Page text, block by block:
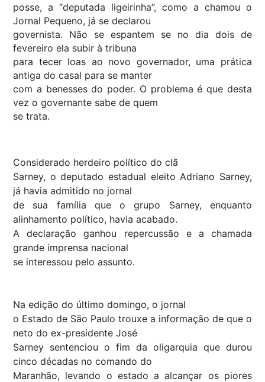
posse, a “deputada ligeirinha”, como a chamou o
Jornal Pequeno, já se declarou
governista. Não se espantem se no dia dois de
fevereiro ela subir à tribuna
para tecer loas ao novo governador, uma prática
antiga do casal para se manter
com a benesses do poder. O problema é que desta
vez o governante sabe de quem
se trata.
Considerado herdeiro político do clã
Sarney, o deputado estadual eleito Adriano Sarney,
já havia admitido no jornal
de sua família que o grupo Sarney, enquanto
alinhamento político, havia acabado.
A declaração ganhou repercussão e a chamada
grande imprensa nacional
se interessou pelo assunto.
Na edição do último domingo, o jornal
o Estado de São Paulo trouxe a informação de que o
neto do ex-presidente José
Sarney sentenciou o fim da oligarquia que durou
cinco décadas no comando do
Maranhão, levando o estado a alcançar os piores